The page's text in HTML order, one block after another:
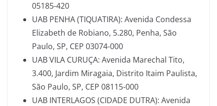
05185-420
UAB PENHA (TIQUATIRA): Avenida Condessa
Elizabeth de Robiano, 5.280, Penha, São
Paulo, SP, CEP 03074-000
UAB VILA CURUÇA: Avenida Marechal Tito,
3.400, Jardim Miragaia, Distrito Itaim Paulista,
São Paulo, SP, CEP 08115-000
UAB INTERLAGOS (CIDADE DUTRA): Avenida